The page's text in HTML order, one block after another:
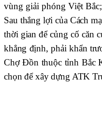
vùng giải phóng Việt
Sau thắng lợi của Cách
thời gian để củng cố căn
khẳng định, phải khẩn
Chợ Đồn thuộc tỉnh Bắc
chọn để xây dựng ATK